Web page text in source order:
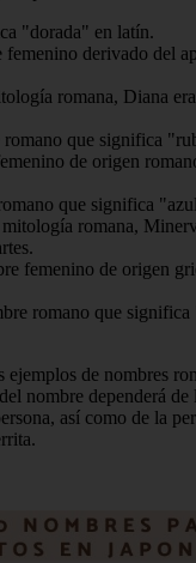
"dorada" en latín.
femenino derivado del
romana, Diana
romano que significa
de origen
que significa
mitología romana,
femenino de origen
romano que
ejemplos de nombres
nombre dependerá de
así como de la